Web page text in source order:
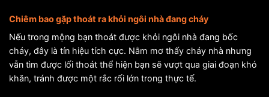
Chiêm bao gặp thoát ra khỏi ngôi nhà đang cháy
Nếu trong mộng bạn thoát được khỏi ngôi nhà đang bốc
cháy, đây là tín hiệu tích cực. Nằm mơ thấy cháy nhà nhưng
vẫn tìm được lối thoát thể hiện bạn sẽ vượt qua giai đoạn khó
khăn, tránh được một rắc rối lớn trong thực tế.